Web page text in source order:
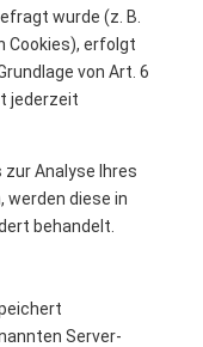
wurde (z. B.
Cookies), erfolgt
von Art. 6
jederzeit
zur Analyse Ihres
diese in
behandelt.
Server-